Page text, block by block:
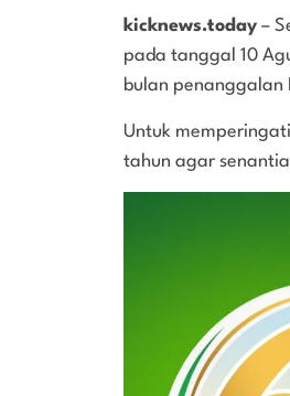
kicknews.today –
pada tanggal 10
bulan penanggalan
Untuk
tahun agar